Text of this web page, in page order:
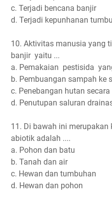
c. Terjadi bencana banjir
d. Terjadi kepunhanan
10. Aktivitas manusia yang
banjir yaitu ...
a. Pemakaian pestisida
b. Pembuangan sampah ke
c. Penebangan hutan
d. Penutupan saluran
11. Di bawah ini
abiotik adalah ....
a. Pohon dan batu
b. Tanah dan air
c. Hewan dan tumbuhan
d. Hewan dan pohon